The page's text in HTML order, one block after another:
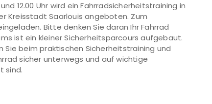
12.00 Uhr wird ein Fahrradsicherheitstraining in
Kreisstadt Saarlouis angeboten. Zum
Bitte denken Sie daran Ihr Fahrrad
ist ein kleiner Sicherheitsparcours aufgebaut.
Sie beim praktischen Sicherheitstraining und
sicher unterwegs und auf wichtige
sind.